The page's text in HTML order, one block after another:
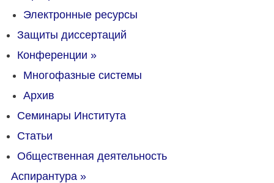
Электронные ресурсы
Защиты диссертаций
Конференции »
Многофазные системы
Архив
Семинары Института
Статьи
Общественная деятельность
Аспирантура »